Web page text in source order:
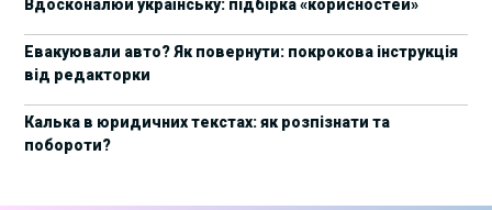
09/09/2025 10 жовтня пройдуть XII Міжнародні
01/09/2025 15 вересня стартує сучасна школа
Вдосконалюй українську: підбірка «корисностей»
Евакуювали авто? Як повернути: покрокова інструкція
від редакторки
Калька в юридичних текстах: як розпізнати та
побороти?